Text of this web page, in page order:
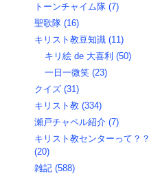
トーンチャイム隊 (7)
聖歌隊 (16)
キリスト教豆知識 (11)
キリ絵 de 大喜利 (50)
一日一微笑 (23)
クイズ (31)
キリスト教 (334)
瀬戸チャペル紹介 (7)
キリスト教センターって？？
(20)
雑記 (588)